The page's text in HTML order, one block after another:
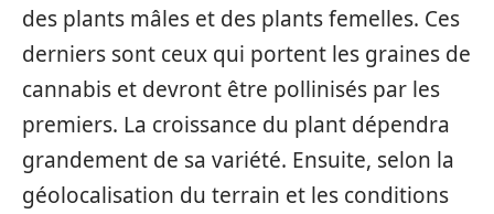
des plants mâles et des plants femelles. Ces
derniers sont ceux qui portent les graines de
cannabis et devront être pollinisés par les
premiers. La croissance du plant dépendra
grandement de sa variété. Ensuite, selon la
géolocalisation du terrain et les conditions